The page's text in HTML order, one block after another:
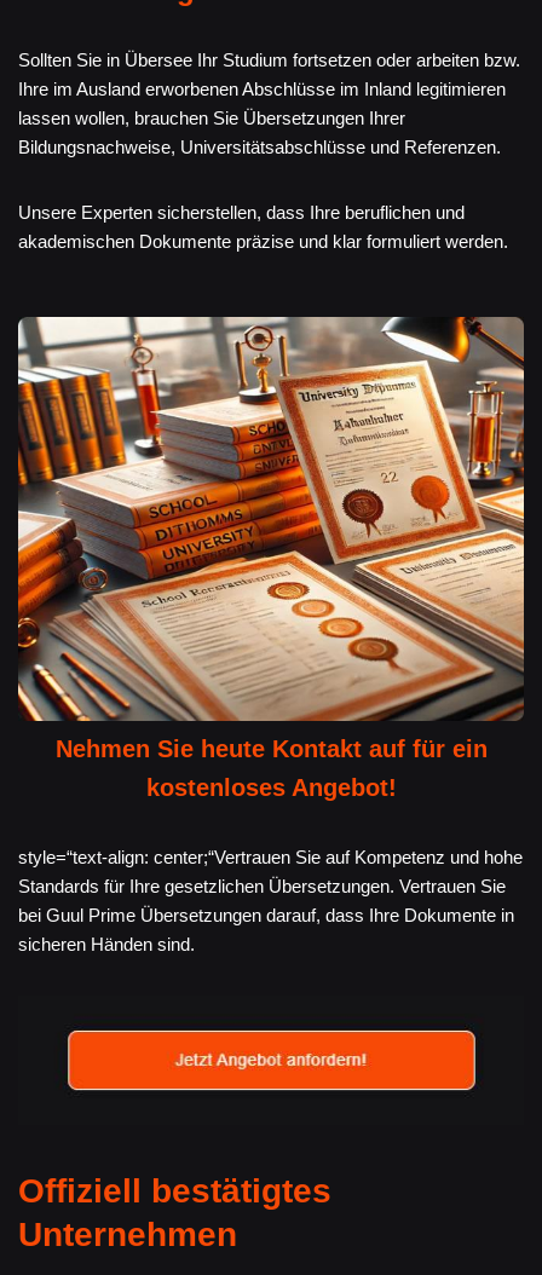
Sollten Sie in Übersee Ihr Studium fortsetzen oder arbeiten bzw.
Ihre im Ausland erworbenen Abschlüsse im Inland legitimieren
lassen wollen, brauchen Sie Übersetzungen Ihrer
Bildungsnachweise, Universitätsabschlüsse und Referenzen.
Unsere Experten sicherstellen, dass Ihre beruflichen und
akademischen Dokumente präzise und klar formuliert werden.
Nehmen Sie heute Kontakt auf für ein
kostenloses Angebot!
style=“text-align: center;“Vertrauen Sie auf Kompetenz und hohe
Standards für Ihre gesetzlichen Übersetzungen. Vertrauen Sie
bei Guul Prime Übersetzungen darauf, dass Ihre Dokumente in
sicheren Händen sind.
Offiziell bestätigtes
Unternehmen